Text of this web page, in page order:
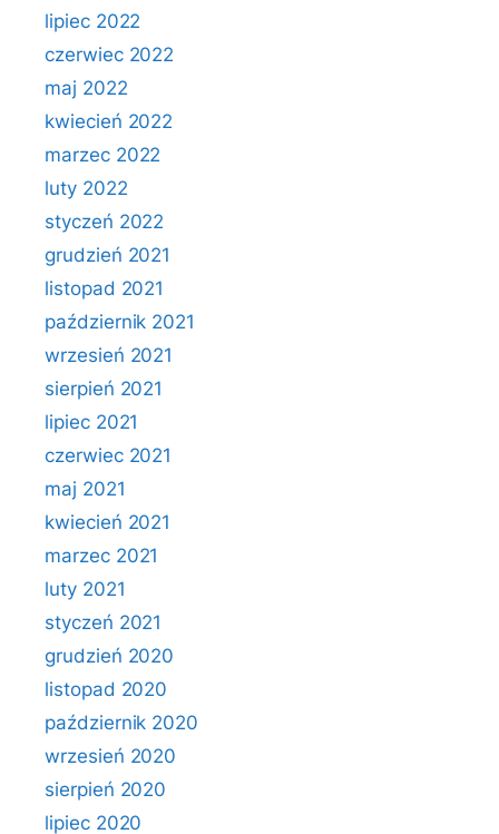
lipiec 2022
czerwiec 2022
maj 2022
kwiecień 2022
marzec 2022
luty 2022
styczeń 2022
grudzień 2021
listopad 2021
październik 2021
wrzesień 2021
sierpień 2021
lipiec 2021
czerwiec 2021
maj 2021
kwiecień 2021
marzec 2021
luty 2021
styczeń 2021
grudzień 2020
listopad 2020
październik 2020
wrzesień 2020
sierpień 2020
lipiec 2020